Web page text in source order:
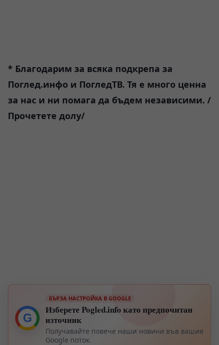
* Благодарим за всяка подкрепа за
Поглед.инфо и ПогледТВ. Тя е много ценна
за нас и ни помага да бъдем независими. /
Прочетете долу/
G
БЪРЗА НАСТРОЙКА В GOOGLE
Изберете Pogled.info като предпочитан
източник
Получавайте повече наши новини във вашия
Google поток.